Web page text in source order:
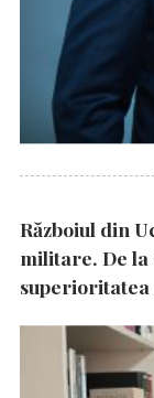
Războiul din
militare. De
superioritatea